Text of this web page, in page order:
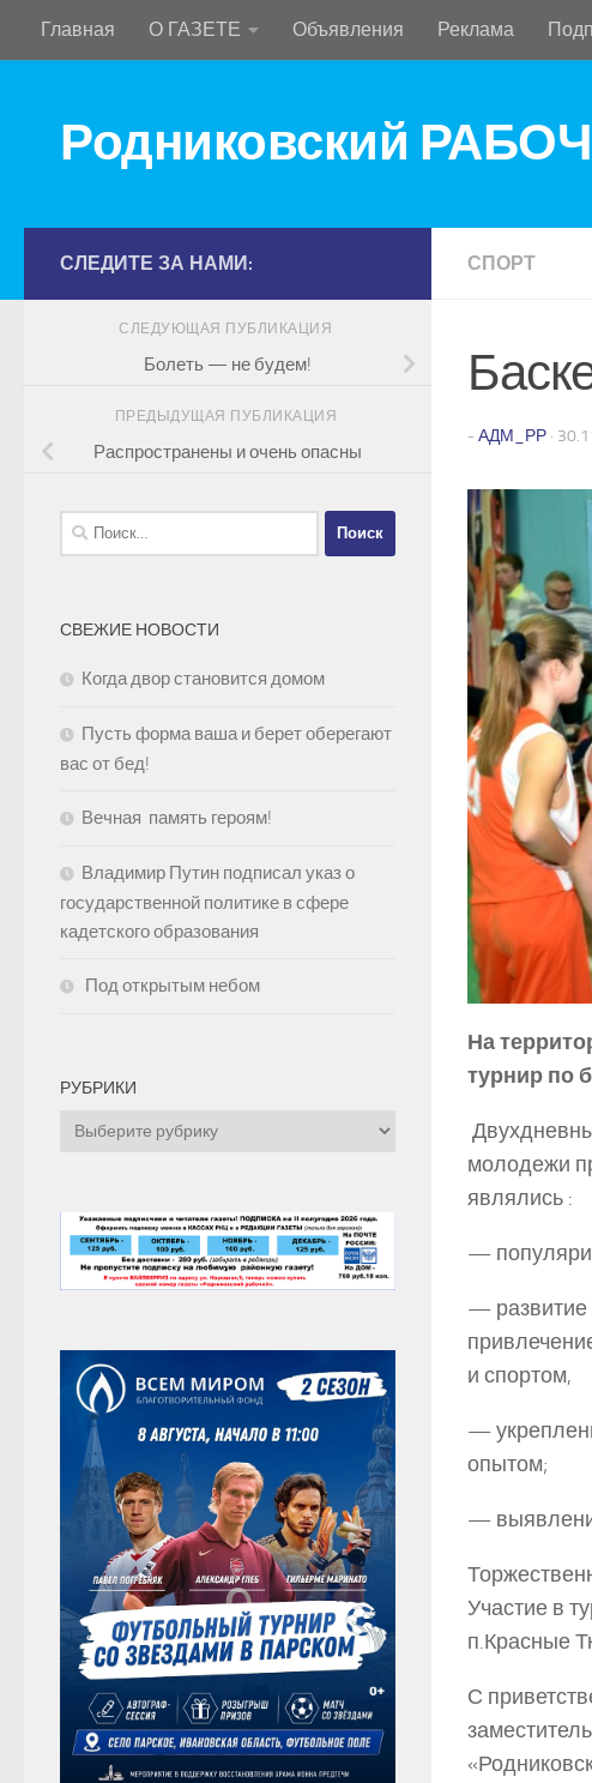
Перейти к содержимому
Главная О ГАЗЕТЕ Объявления Реклама
Родниковский
СПОРТ
- АДМ_РР ·
На
турнир по
молодежи
являлись :
—
— развитие
и спортом,
—
опытом;
—
Участие в
п.Красные
С
СЛЕДИТЕ ЗА НАМИ:
СЛЕДУЮЩАЯ ПУБЛИКАЦИЯ
Болеть — не будем!
ПРЕДЫДУЩАЯ ПУБЛИКАЦИЯ
Распространены и очень опасны
Найти:
СВЕЖИЕ НОВОСТИ
Когда двор становится домом
Пусть форма ваша и берет оберегают
вас от бед!
Вечная память героям!
Владимир Путин подписал указ о
государственной политике в сфере
кадетского образования
Под открытым небом
РУБРИКИ
Рубрики